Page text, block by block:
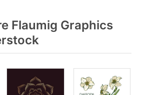
Flaumig Graphics